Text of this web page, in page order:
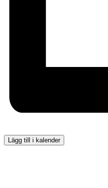
Lägg till i kalender